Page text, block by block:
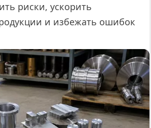
риски, ускорить
и избежать ошибок